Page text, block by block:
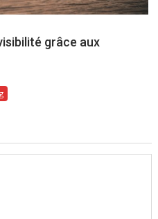
grâce aux